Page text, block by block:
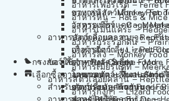
อาหารเฟอร์เร็ต – Ferret
อาหารหนู – Rats & Mice
อาหารเม่นแคระ –
อาหารกระรอกดิน –
อาหารลิง – Monkey Food
อาหารเมียร์แคท –
อาหารสัตว์เลี้อยคลาน –
อาหารกิ้งก่า – Lizard
อาหารลิง – Monkey Food
อาหารเมียร์แคท –
อาหารสัตว์เลี้อยคลาน –
อาหารกิ้งก่า – Lizard
อาหารงู – Snake Food
อาหารเต่า – Turtle and
อาหารกบ – Frog Food
ของเล่นสัตว์เลี้ยง – Pet
วัสดุรองกรง – Cage
ปลอกคอและสายจูง –
เสื้อผ้าสัตว์เลี้ยง – Pet
ของใช้สำหรับสัตว์เลี้ยง – More
โดมนอนและที่นอนสัตว์เลี้
ของประดับสำหรับนก –
กรงสัตว์เลี้ยง – Pet Cages
เลือกซื้อตามหมวดสัตว์เลี้ยง – Shop
สำหรับสัตว์เลี้ยงลูกด้วยนม –